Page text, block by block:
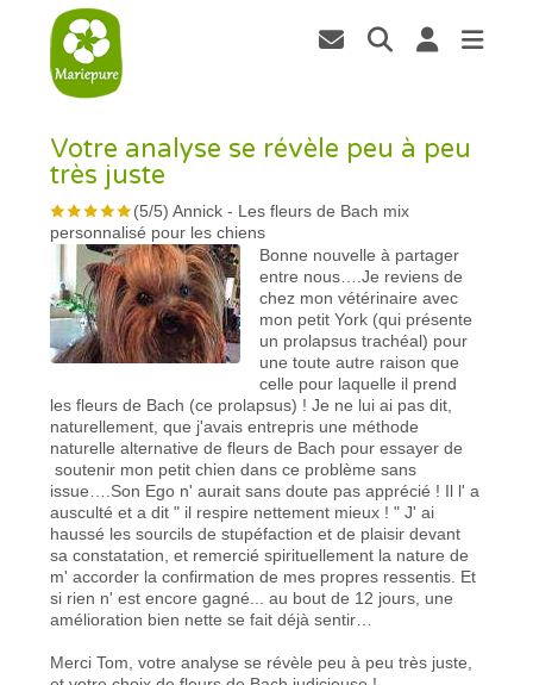
Votre analyse se révèle peu à peu
très juste
(5/5)Annick - Les fleurs de Bach mix
personnalisé pour les chiens
Bonne nouvelle à partager
entre nous….Je reviens de
chez mon vétérinaire avec
mon petit York (qui présente
un prolapsus trachéal) pour
une toute autre raison que
celle pour laquelle il prend
les fleurs de Bach (ce prolapsus) ! Je ne lui ai pas dit,
naturellement, que j'avais entrepris une méthode
naturelle alternative de fleurs de Bach pour essayer de
soutenir mon petit chien dans ce problème sans
issue….Son Ego n' aurait sans doute pas apprécié ! Il l' a
ausculté et a dit " il respire nettement mieux ! " J' ai
haussé les sourcils de stupéfaction et de plaisir devant
sa constatation, et remercié spirituellement la nature de
m' accorder la confirmation de mes propres ressentis. Et
si rien n' est encore gagné... au bout de 12 jours, une
amélioration bien nette se fait déjà sentir…
Merci Tom, votre analyse se révèle peu à peu très juste,